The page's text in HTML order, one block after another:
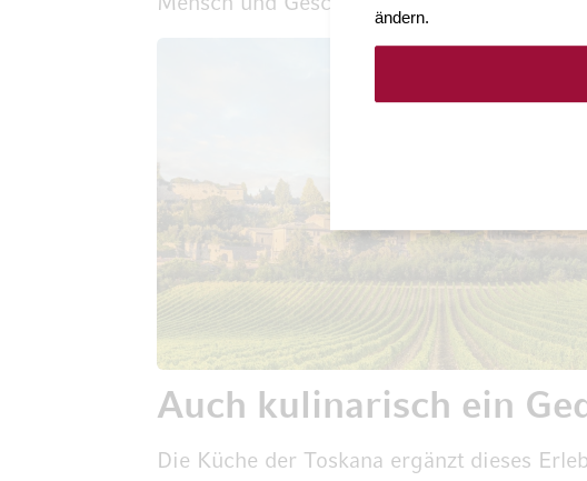
ändern.
Auch kulinarisch ein
Die Küche der Toskana ergänzt dieses